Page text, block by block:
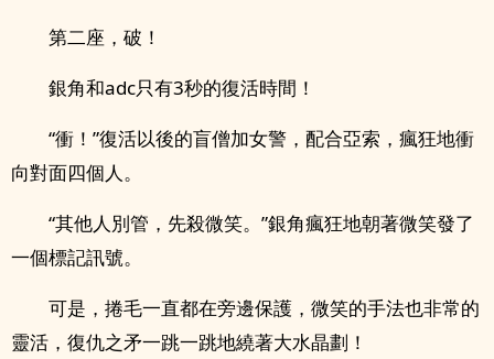
第二座，破！
銀角和adc只有3秒的復活時間！
“衝！”復活以後的盲僧加女警，配合亞索，瘋狂地衝
向對面四個人。
“其他人別管，先殺微笑。”銀角瘋狂地朝著微笑發了
一個標記訊號。
可是，捲毛一直都在旁邊保護，微笑的手法也非常的
靈活，復仇之矛一跳一跳地繞著大水晶劃！